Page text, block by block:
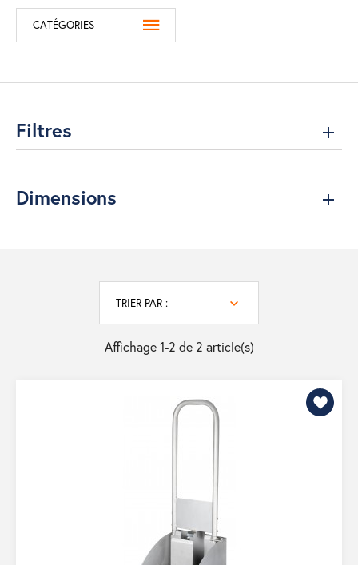
CATÉGORIES
Filtres
Dimensions
TRIER PAR :
Affichage 1-2 de 2 article(s)